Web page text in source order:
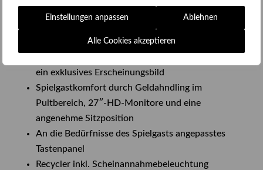
Einstellungen anpassen Ablehnen
Alle Cookies akzeptieren
Spezifikationen
Die Kombination aus matt-schwarzem Gehäuse
ein exklusives Erscheinungsbild
Spielgastkomfort durch Geldahndling im
Pultbereich, 27″-HD-Monitore und eine
angenehme Sitzposition
An die Bedürfnisse des Spielgasts angepasstes
Tastenpanel
Recycler inkl. Scheinannahmebeleuchtung